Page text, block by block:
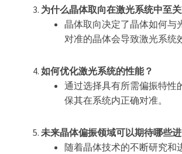
为什么晶体取向在激光系统中至
晶体取向决定了晶体如何与
对准的晶体会导致激光系统
如何优化激光系统的性能？
通过选择具有所需偏振特性
保其在系统内正确对准。
未来晶体偏振领域可以期待哪些
随着晶体技术的不断研究和